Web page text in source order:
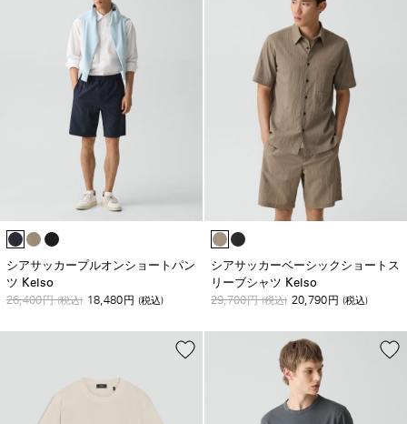
シアサッカープルオンショートパン
ツ Kelso
26,400円(税込) 18,480 円 (税込)
シアサッカーベーシックショートス
リーブシャツ Kelso
29,700円(税込) 20,790 円 (税込)